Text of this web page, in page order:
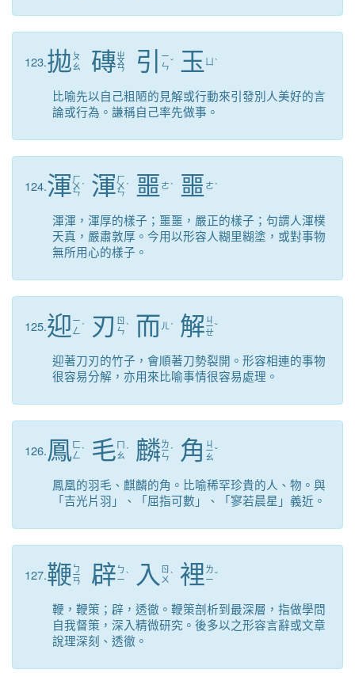
123.拋 ㄆ
ㄠ
磚ㄓ
ㄨ
ㄢ 引
ㄧ
ㄣˇ 玉 ˋ
比喻先以自己粗陋的見解或行動來引發別人美好的言
論或行為。謙稱自己率先做事。
124.渾ㄏ
ㄨ
ㄣ
ˊ 渾ㄏ
ㄨ
ㄣ
ˊ 噩 ㄜˋ 噩 ㄜˋ
渾渾，渾厚的樣子；噩噩，嚴正的樣子；句謂人渾樸
天真，嚴肅敦厚。今用以形容人糊里糊塗，或對事物
無所用心的樣子。
125.迎 ㄧ
ㄥ ˊ 刃 ㄖ
ㄣˋ 而 ㄦ ˊ 解 ㄐ
ㄧ
ㄝ
ˇ
迎著刀刃的竹子，會順著刀勢裂開。形容相連的事物
很容易分解，亦用來比喻事情很容易處理。
126.鳳 ㄈ
ㄥ ˋ 毛 ㄇ
ㄠ ˊ 麟ㄌ
ㄧ
ㄣ
ˊ 角 ㄐ
ㄧ
ㄠ
ˇ
鳳凰的羽毛、麒麟的角。比喻稀罕珍貴的人、物。與
「吉光片羽」、「屈指可數」、「寥若晨星」義近。
127.鞭 ㄅ
ㄧ
ㄢ 辟 ㄅ
ㄧˋ 入 ㄖ
ㄨ ˋ 裡 ㄌ
ㄧˇ
鞭，鞭策；辟，透徹。鞭策剖析到最深層，指做學問
自我督策，深入精微研究。後多以之形容言辭或文章
說理深刻、透徹。